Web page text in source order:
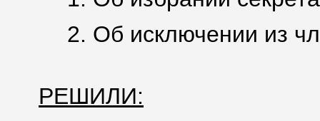
2. Об исключении из
РЕШИЛИ: